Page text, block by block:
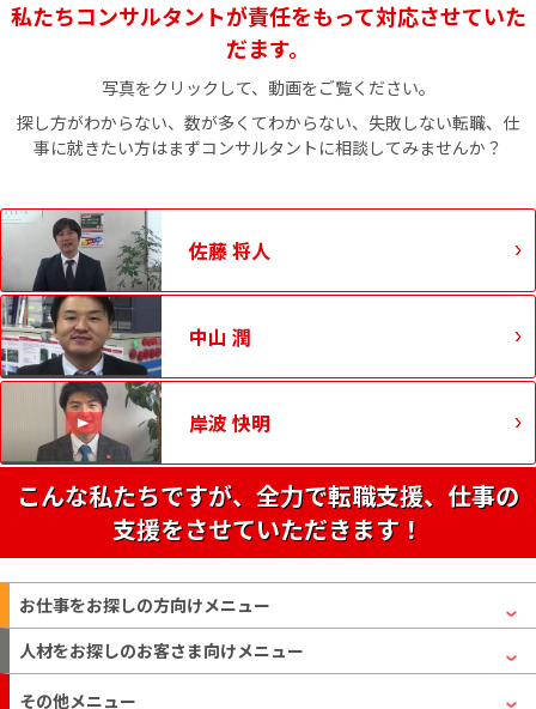
私たちコンサルタントが責任をもって対応させていた
だます。
写真をクリックして、動画をご覧ください。
探し方がわからない、数が多くてわからない、失敗しない転職、仕
事に就きたい方はまずコンサルタントに相談してみませんか？
佐藤 将人
中山 潤
岸波 快明
こんな私たちですが、全力で転職支援、仕事の
支援をさせていただきます！
お仕事をお探しの方向けメニュー
人材をお探しのお客さま向けメニュー
その他メニュー